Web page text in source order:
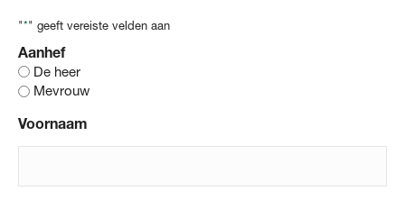
"*" geeft vereiste velden aan
Aanhef
De heer
Mevrouw
Voornaam